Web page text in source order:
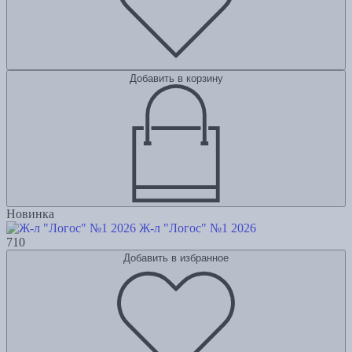
Добавить в корзину
Новинка
Ж-л "Логос" №1 2026
710
Добавить в избранное